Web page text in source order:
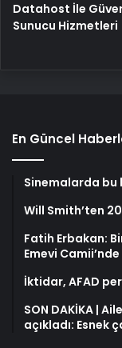
Datahost İle
Sunucu Hizmetleri
En Güncel
Sinemalarda bu
Will Smith’ten
Fatih Erbakan:
Emevi
İktidar, AFAD
SON DAKİKA |
açıkladı: Esnek